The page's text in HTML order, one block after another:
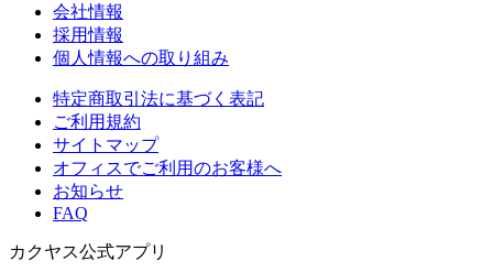
会社情報
採用情報
個人情報への取り組み
特定商取引法に基づく表記
ご利用規約
サイトマップ
オフィスでご利用のお客様へ
お知らせ
FAQ
カクヤス公式アプリ